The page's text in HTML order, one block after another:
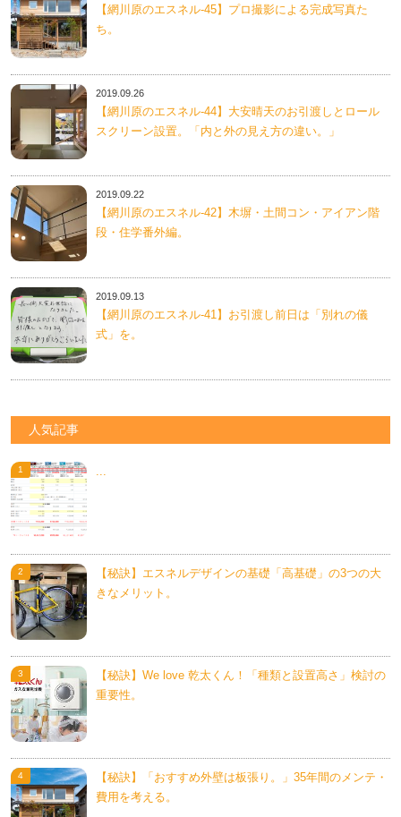
【網川原のエスネル‐45】プロ撮影による完成写真た
ち。
2019.09.26
【網川原のエスネル‐44】大安晴天のお引渡しとロール
スクリーン設置。「内と外の見え方の違い。」
2019.09.22
【網川原のエスネル‐42】木塀・土間コン・アイアン階
段・住学番外編。
2019.09.13
【網川原のエスネル‐41】お引渡し前日は「別れの儀
式」を。
人気記事
...
【秘訣】エスネルデザインの基礎「高基礎」の3つの大
きなメリット。
【秘訣】We love 乾太くん！「種類と設置高さ」検討の
重要性。
【秘訣】「おすすめ外壁は板張り。」35年間のメンテ・
費用を考える。